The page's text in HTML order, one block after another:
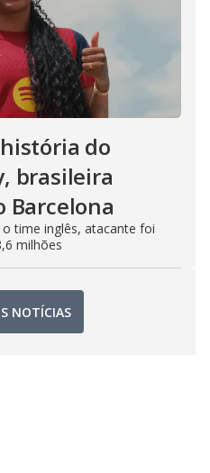
do
brasileira
Barcelona
time inglês, atacante foi
milhões
NOTÍCIAS